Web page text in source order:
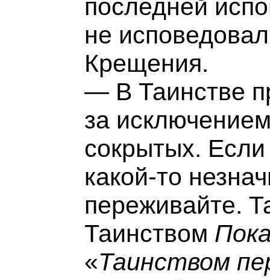
последней
не
Крещения.
— В Таинстве
за
сокрытых.
какой-то
переживайте.
Таинством
«Таинством